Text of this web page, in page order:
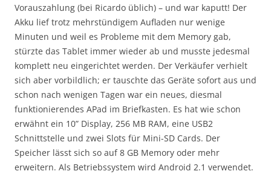
Vorauszahlung (bei Ricardo üblich) – und war kaputt! Der
Akku lief trotz mehrstündigem Aufladen nur wenige
Minuten und weil es Probleme mit dem Memory gab,
stürzte das Tablet immer wieder ab und musste jedesmal
komplett neu eingerichtet werden. Der Verkäufer verhielt
sich aber vorbildlich; er tauschte das Geräte sofort aus und
schon nach wenigen Tagen war ein neues, diesmal
funktionierendes APad im Briefkasten. Es hat wie schon
erwähnt ein 10” Display, 256 MB RAM, eine USB2
Schnittstelle und zwei Slots für Mini-SD Cards. Der
Speicher lässt sich so auf 8 GB Memory oder mehr
erweitern. Als Betriebssystem wird Android 2.1 verwendet.